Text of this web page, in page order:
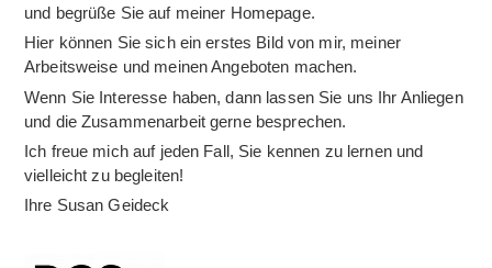
und begrüße Sie auf meiner Homepage.
Hier können Sie sich ein erstes Bild von mir, meiner
Arbeitsweise und meinen Angeboten machen.
Wenn Sie Interesse haben, dann lassen Sie uns Ihr Anliegen
und die Zusammenarbeit gerne besprechen.
Ich freue mich auf jeden Fall, Sie kennen zu lernen und
vielleicht zu begleiten!
Ihre Susan Geideck